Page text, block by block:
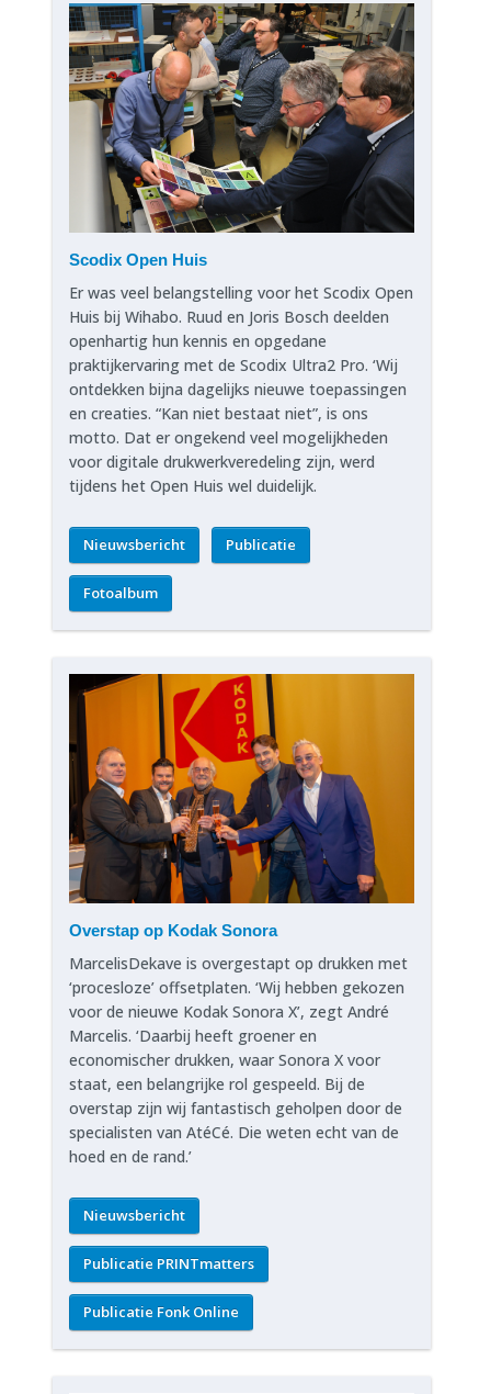
Scodix Open Huis
Er was veel belangstelling voor het Scodix Open
Huis bij Wihabo. Ruud en Joris Bosch deelden
openhartig hun kennis en opgedane
praktijkervaring met de Scodix Ultra2 Pro. ‘Wij
ontdekken bijna dagelijks nieuwe toepassingen
en creaties. “Kan niet bestaat niet”, is ons
motto. Dat er ongekend veel mogelijkheden
voor digitale drukwerkveredeling zijn, werd
tijdens het Open Huis wel duidelijk.
Nieuwsbericht Publicatie
Fotoalbum
Overstap op Kodak Sonora
MarcelisDekave is overgestapt op drukken met
‘procesloze’ offsetplaten. ‘Wij hebben gekozen
voor de nieuwe Kodak Sonora X’, zegt André
Marcelis. ‘Daarbij heeft groener en
economischer drukken, waar Sonora X voor
staat, een belangrijke rol gespeeld. Bij de
overstap zijn wij fantastisch geholpen door de
specialisten van AtéCé. Die weten echt van de
hoed en de rand.’
Nieuwsbericht
Publicatie PRINTmatters
Publicatie Fonk Online